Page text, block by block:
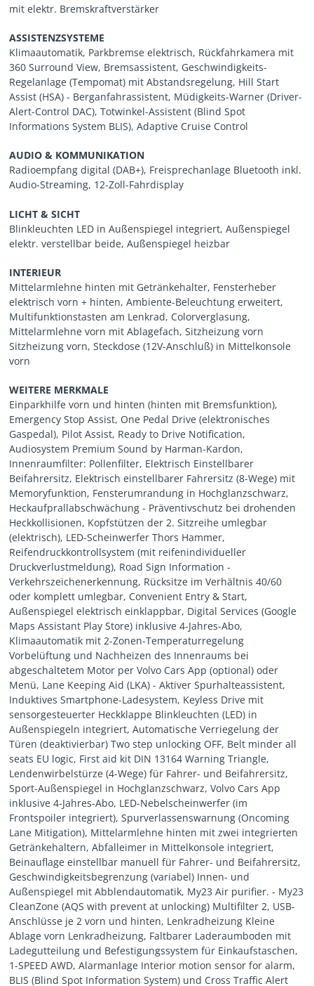
mit elektr. Bremskraftverstärker
ASSISTENZSYSTEME
Klimaautomatik, Parkbremse elektrisch, Rückfahrkamera mit
360 Surround View, Bremsassistent, Geschwindigkeits-
Regelanlage (Tempomat) mit Abstandsregelung, Hill Start
Assist (HSA) - Berganfahrassistent, Müdigkeits-Warner (Driver-
Alert-Control DAC), Totwinkel-Assistent (Blind Spot
Informations System BLIS), Adaptive Cruise Control
AUDIO & KOMMUNIKATION
Radioempfang digital (DAB+), Freisprechanlage Bluetooth inkl.
Audio-Streaming, 12-Zoll-Fahrdisplay
LICHT & SICHT
Blinkleuchten LED in Außenspiegel integriert, Außenspiegel
elektr. verstellbar beide, Außenspiegel heizbar
INTERIEUR
Mittelarmlehne hinten mit Getränkehalter, Fensterheber
elektrisch vorn + hinten, Ambiente-Beleuchtung erweitert,
Multifunktionstasten am Lenkrad, Colorverglasung,
Mittelarmlehne vorn mit Ablagefach, Sitzheizung vorn
Sitzheizung vorn, Steckdose (12V-Anschluß) in Mittelkonsole
vorn
WEITERE MERKMALE
Einparkhilfe vorn und hinten (hinten mit Bremsfunktion),
Emergency Stop Assist, One Pedal Drive (elektronisches
Gaspedal), Pilot Assist, Ready to Drive Notification,
Audiosystem Premium Sound by Harman-Kardon,
Innenraumfilter: Pollenfilter, Elektrisch Einstellbarer
Beifahrersitz, Elektrisch einstellbarer Fahrersitz (8-Wege) mit
Memoryfunktion, Fensterumrandung in Hochglanzschwarz,
Heckaufprallabschwächung - Präventivschutz bei drohenden
Heckkollisionen, Kopfstützen der 2. Sitzreihe umlegbar
(elektrisch), LED-Scheinwerfer Thors Hammer,
Reifendruckkontrollsystem (mit reifenindividueller
Druckverlustmeldung), Road Sign Information -
Verkehrszeichenerkennung, Rücksitze im Verhältnis 40/60
oder komplett umlegbar, Convenient Entry & Start,
Außenspiegel elektrisch einklappbar, Digital Services (Google
Maps Assistant Play Store) inklusive 4-Jahres-Abo,
Klimaautomatik mit 2-Zonen-Temperaturregelung
Vorbelüftung und Nachheizen des Innenraums bei
abgeschaltetem Motor per Volvo Cars App (optional) oder
Menü, Lane Keeping Aid (LKA) - Aktiver Spurhalteassistent,
Induktives Smartphone-Ladesystem, Keyless Drive mit
sensorgesteuerter Heckklappe Blinkleuchten (LED) in
Außenspiegeln integriert, Automatische Verriegelung der
Türen (deaktivierbar) Two step unlocking OFF, Belt minder all
seats EU logic, First aid kit DIN 13164 Warning Triangle,
Lendenwirbelstürze (4-Wege) für Fahrer- und Beifahrersitz,
Sport-Außenspiegel in Hochglanzschwarz, Volvo Cars App
inklusive 4-Jahres-Abo, LED-Nebelscheinwerfer (im
Frontspoiler integriert), Spurverlassenswarnung (Oncoming
Lane Mitigation), Mittelarmlehne hinten mit zwei integrierten
Getränkehaltern, Abfalleimer in Mittelkonsole integriert,
Beinauflage einstellbar manuell für Fahrer- und Beifahrersitz,
Geschwindigkeitsbegrenzung (variabel) Innen- und
Außenspiegel mit Abblendautomatik, My23 Air purifier. - My23
CleanZone (AQS with prevent at unlocking) Multifilter 2, USB-
Anschlüsse je 2 vorn und hinten, Lenkradheizung Kleine
Ablage vorn Lenkradheizung, Faltbarer Laderaumboden mit
Ladegutteilung und Befestigungssystem für Einkaufstaschen,
1-SPEED AWD, Alarmanlage Interior motion sensor for alarm,
BLIS (Blind Spot Information System) und Cross Traffic Alert